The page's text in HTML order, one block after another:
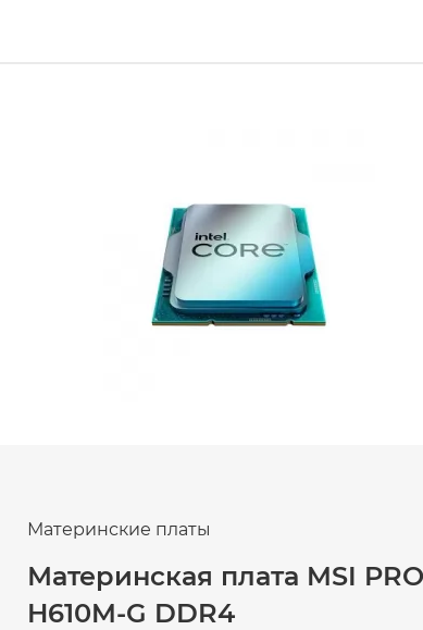
Материнские платы
Материнская плата MSI PRO
H610M-G DDR4